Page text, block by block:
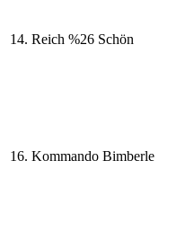
14. Reich %26 Schön
16. Kommando Bimberle